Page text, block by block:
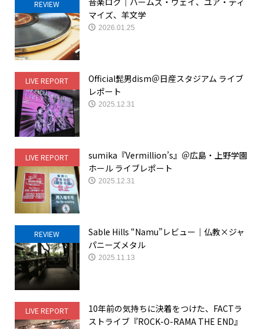
REVIEW
マイズ、羊文学
2026.01.25
LIVE REPORT
Official髭男dism＠日産スタジアム ライブ
レポート
2025.12.31
LIVE REPORT
sumika『Vermillion’s』＠広島・上野学園
ホール ライブレポート
2025.12.31
REVIEW
Sable Hills “Namu”レビュー｜仏教×ジャ
パニーズメタル
2025.11.13
LIVE REPORT
10年前の気持ちに決着をつけた、FACTラ
ストライブ『ROCK-O-RAMA THE END』